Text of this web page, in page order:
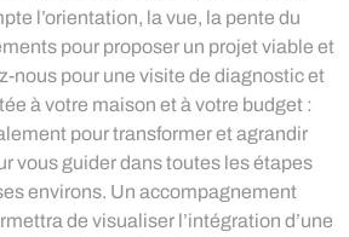
l’orientation, la vue, la pente du
pour proposer un projet viable et
nous pour une visite de diagnostic et
à votre maison et à votre budget :
pour transformer et agrandir
vous guider dans toutes les étapes
environs. Un accompagnement
de visualiser l’intégration d’une